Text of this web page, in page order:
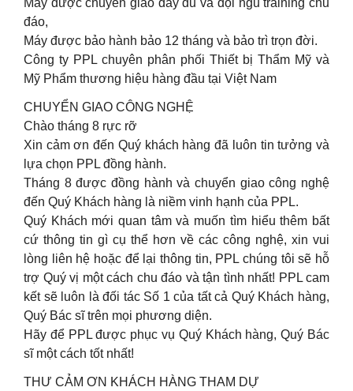
Máy được chuyển giao đầy đủ và đội ngũ training chu
đáo,
Máy được bảo hành bảo 12 tháng và bảo trì trọn đời.
Công ty PPL chuyên phân phối Thiết bị Thẩm Mỹ và
Mỹ Phẩm thương hiệu hàng đầu tại Việt Nam
CHUYỂN GIAO CÔNG NGHỆ
Chào tháng 8 rực rỡ
Xin cảm ơn đến Quý khách hàng đã luôn tin tưởng và
lựa chọn PPL đồng hành.
Tháng 8 được đồng hành và chuyển giao công nghệ
đến Quý Khách hàng là niềm vinh hạnh của PPL.
Quý Khách mới quan tâm và muốn tìm hiểu thêm bất
cứ thông tin gì cụ thể hơn về các công nghệ, xin vui
lòng liên hệ hoặc để lại thông tin, PPL chúng tôi sẽ hỗ
trợ Quý vị một cách chu đáo và tận tình nhất! PPL cam
kết sẽ luôn là đối tác Số 1 của tất cả Quý Khách hàng,
Quý Bác sĩ trên mọi phương diện.
Hãy để PPL được phục vụ Quý Khách hàng, Quý Bác
sĩ một cách tốt nhất!
THƯ CẢM ƠN KHÁCH HÀNG THAM DỰ